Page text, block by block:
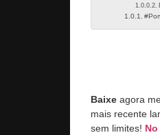
Baixe agora
mais recente
sem limites!